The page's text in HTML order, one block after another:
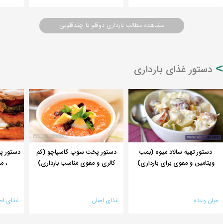
مشاهده مطالب بارداری دوقلو یا چندقلویی
دستور غذای بارداری
دستور تهیه سالاد میوه (بمب
ویتامین و مقوی برای بارداری)
میان وعده
دستور پخت سوپ گاسپاچو (کم
کالری و مقوی مناسب بارداری)
غذای اصلی
،
غذای